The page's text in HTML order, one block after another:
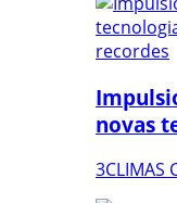
novas
3CLIMAS